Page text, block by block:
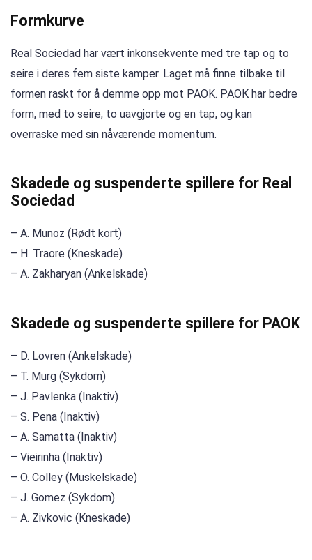
Formkurve
Real Sociedad har vært inkonsekvente med tre tap og to
seire i deres fem siste kamper. Laget må finne tilbake til
formen raskt for å demme opp mot PAOK. PAOK har bedre
form, med to seire, to uavgjorte og en tap, og kan
overraske med sin nåværende momentum.
Skadede og suspenderte spillere for Real
Sociedad
– A. Munoz (Rødt kort)
– H. Traore (Kneskade)
– A. Zakharyan (Ankelskade)
Skadede og suspenderte spillere for PAOK
– D. Lovren (Ankelskade)
– T. Murg (Sykdom)
– J. Pavlenka (Inaktiv)
– S. Pena (Inaktiv)
– A. Samatta (Inaktiv)
– Vieirinha (Inaktiv)
– O. Colley (Muskelskade)
– J. Gomez (Sykdom)
– A. Zivkovic (Kneskade)